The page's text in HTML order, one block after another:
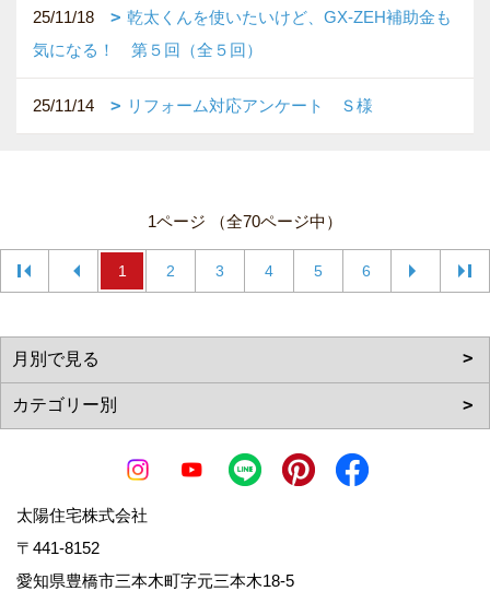
25/11/18
乾太くんを使いたいけど、GX-ZEH補助金も
気になる！ 第５回（全５回）
25/11/14 リフォーム対応アンケート Ｓ様
1ページ （全70ページ中）
1 2 3 4 5 6
太陽住宅株式会社
〒441-8152
愛知県豊橋市三本木町字元三本木18-5